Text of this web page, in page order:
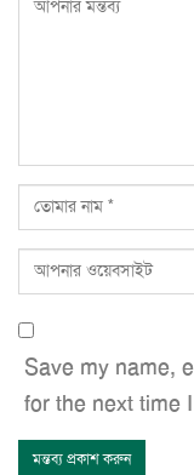
Save my name,
for the next time